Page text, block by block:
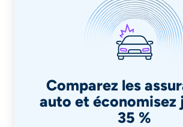
Comparez les
auto et économisez
35 %